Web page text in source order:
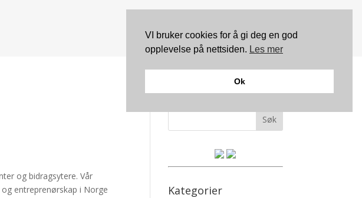
og bidragsytere. Vår
entreprenørskap i Norge
Søk
Kategorier
VI bruker cookies for å gi deg en god
opplevelse på nettsiden. Les mer
Ok